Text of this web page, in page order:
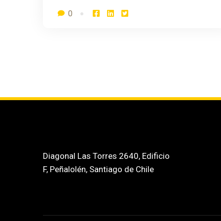
0
Diagonal Las Torres 2640, Edificio
F, Peñalolén, Santiago de Chile